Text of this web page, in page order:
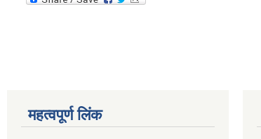
महत्वपूर्ण लिंक